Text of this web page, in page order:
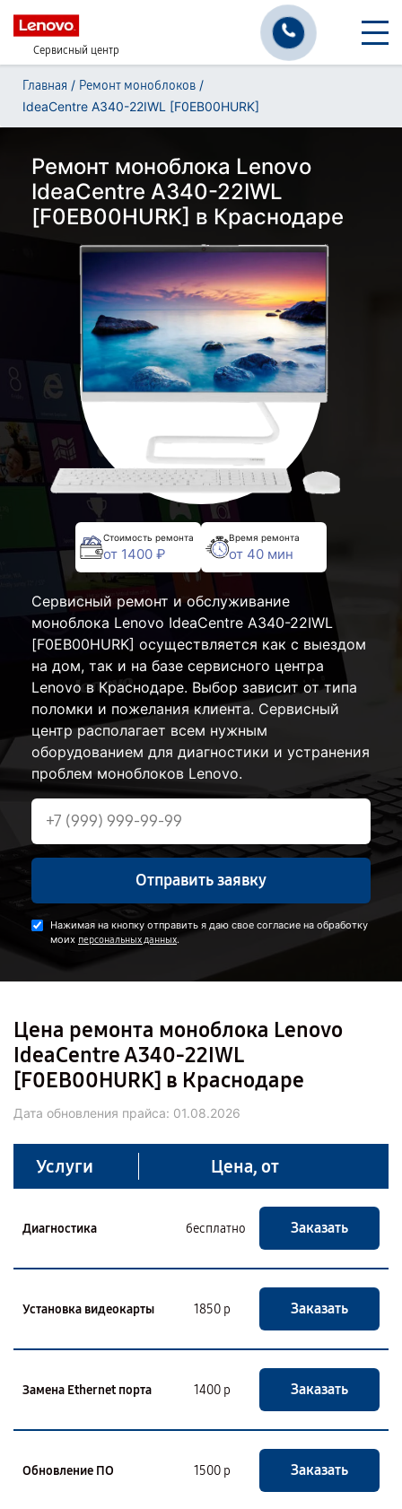
Сервисный центр
Главная / Ремонт моноблоков /
IdeaCentre A340-22IWL [F0EB00HURK]
Ремонт моноблока Lenovo
IdeaCentre A340-22IWL
[F0EB00HURK] в Краснодаре
Стоимость ремонта
от 1400 ₽
Время ремонта
от 40 мин
Сервисный ремонт и обслуживание
моноблока Lenovo IdeaCentre A340-22IWL
[F0EB00HURK] осуществляется как с выездом
на дом, так и на базе сервисного центра
Lenovo в Краснодаре. Выбор зависит от типа
поломки и пожелания клиента. Сервисный
центр располагает всем нужным
оборудованием для диагностики и устранения
проблем моноблоков Lenovo.
Отправить заявку
Нажимая на кнопку отправить я даю свое согласие на обработку
моих персональных данных.
Цена ремонта моноблока Lenovo
IdeaCentre A340-22IWL
[F0EB00HURK] в Краснодаре
Дата обновления прайса: 01.08.2026
Услуги Цена, от
Диагностика бесплатно Заказать
Установка видеокарты 1850 р Заказать
Замена Ethernet порта 1400 р Заказать
Обновление ПО 1500 р Заказать